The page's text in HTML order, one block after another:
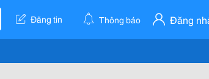
Đăng tin Thông báo Đăng